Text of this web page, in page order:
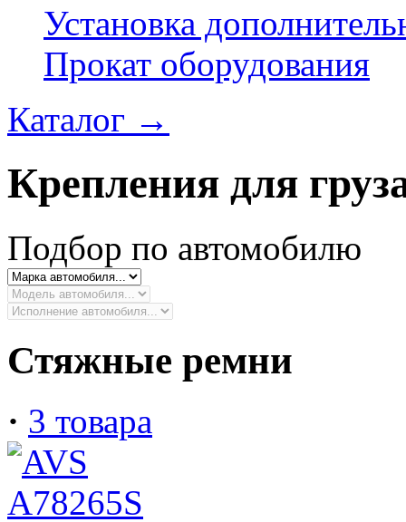
Установка
Прокат оборудования
Каталог →
Крепления для
Подбор по автомобилю
Стяжные ремни
· 3 товара